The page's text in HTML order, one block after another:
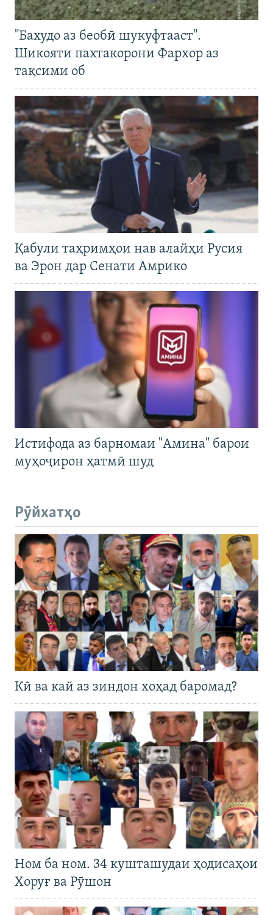
"Бахудо аз беобӣ шукуфтааст".
Шикояти пахтакорони Фархор аз
тақсими об
Қабули таҳримҳои нав алайҳи Русия
ва Эрон дар Сенати Амрико
Истифода аз барномаи "Амина" барои
муҳоҷирон ҳатмӣ шуд
Рӯйхатҳо
Кӣ ва кай аз зиндон хоҳад баромад?
Ном ба ном. 34 кушташудаи ҳодисаҳои
Хоруғ ва Рӯшон